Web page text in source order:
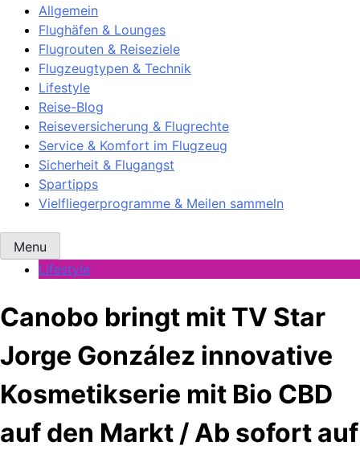
Allgemein
Flughäfen & Lounges
Flugrouten & Reiseziele
Flugzeugtypen & Technik
Lifestyle
Reise-Blog
Reiseversicherung & Flugrechte
Service & Komfort im Flugzeug
Sicherheit & Flugangst
Spartipps
Vielfliegerprogramme & Meilen sammeln
Menu
Lifestyle
Canobo bringt mit TV Star
Jorge González innovative
Kosmetikserie mit Bio CBD
auf den Markt / Ab sofort auf